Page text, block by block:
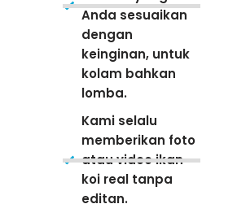
Anda sesuaikan
dengan
keinginan, untuk
kolam bahkan
lomba.
Kami selalu
memberikan foto
atau video ikan
koi real tanpa
editan.